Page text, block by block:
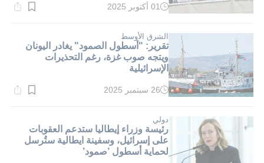
وقت
دقيقة.
01 أكتوبر 2025
الشرق الأوسط
تقرير: "أسطول الصمود" يغادر اليونان
ويتجه صوب غزة، رغم التحذيرات
الإسرائيلية
وقت
دقيقة.
26 سبتمبر 2025
دولي
رئيسة وزراء إيطاليا ستدعم العقوبات
على إسرائيل، وسفينة ايطالية ستُرسل
لحماية أسطول ’صمود’